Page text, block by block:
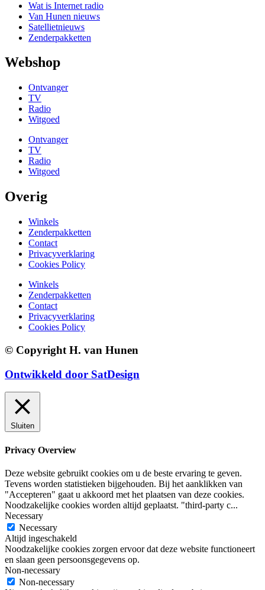
Wat is Internet radio
Van Hunen nieuws
Satellietnieuws
Zenderpakketten
Webshop
Ontvanger
TV
Radio
Witgoed
Ontvanger
TV
Radio
Witgoed
Overig
Winkels
Zenderpakketten
Contact
Privacyverklaring
Cookies Policy
Winkels
Zenderpakketten
Contact
Privacyverklaring
Cookies Policy
© Copyright H. van Hunen
Ontwikkeld door SatDesign
Sluiten
Privacy Overview
Deze website gebruikt cookies om u de beste ervaring te geven.
Tevens worden statistieken bijgehouden. Bij het aanklikken van
"Accepteren" gaat u akkoord met het plaatsen van deze cookies.
Noodzakelijke cookies worden altijd geplaatst. "third-party c...
Necessary
Necessary
Altijd ingeschakeld
Noodzakelijke cookies zorgen ervoor dat deze website functioneert
en slaan geen persoonsgegevens op.
Non-necessary
Non-necessary